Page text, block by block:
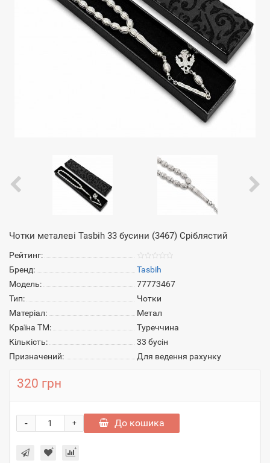
Чотки металеві Tasbih 33 бусини (3467) Сріблястий
Рейтинг:
Бренд:
Tasbih
Модель:
77773467
Тип:
Чотки
Матеріал:
Метал
Країна ТМ:
Туреччина
Кількість:
33 бусін
Призначений:
Для ведення рахунку
320 грн
+
- До кошика